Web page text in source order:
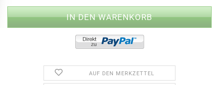
AUF DEN MERKZETTEL